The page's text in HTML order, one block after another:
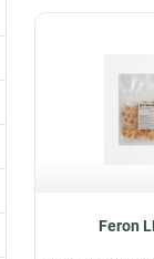
Feron